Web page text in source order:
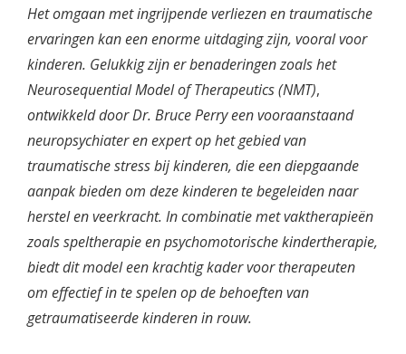
Het omgaan met ingrijpende verliezen en traumatische
ervaringen kan een enorme uitdaging zijn, vooral voor
kinderen. Gelukkig zijn er benaderingen zoals het
Neurosequential Model of Therapeutics (NMT),
ontwikkeld door Dr. Bruce Perry een vooraanstaand
neuropsychiater en expert op het gebied van
traumatische stress bij kinderen, die een diepgaande
aanpak bieden om deze kinderen te begeleiden naar
herstel en veerkracht. In combinatie met vaktherapieën
zoals speltherapie en psychomotorische kindertherapie,
biedt dit model een krachtig kader voor therapeuten
om effectief in te spelen op de behoeften van
getraumatiseerde kinderen in rouw.